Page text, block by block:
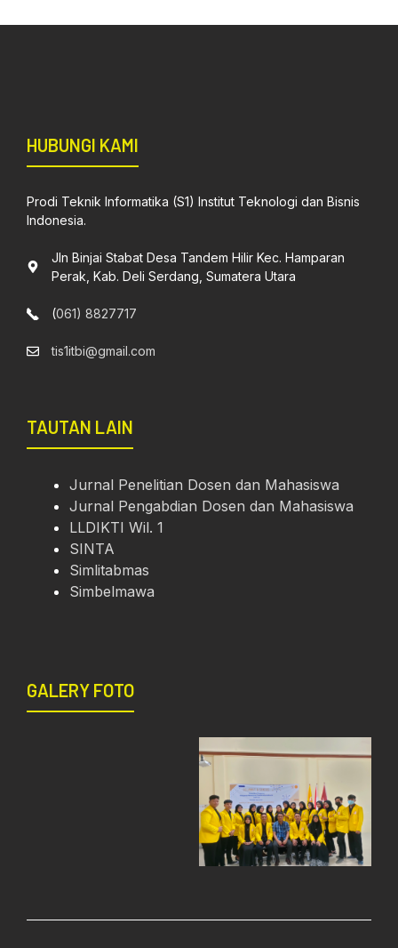
HUBUNGI KAMI
Prodi Teknik Informatika (S1) Institut Teknologi dan Bisnis
Indonesia.
Jln Binjai Stabat Desa Tandem Hilir Kec. Hamparan
Perak, Kab. Deli Serdang, Sumatera Utara
(061) 8827717
tis1itbi@gmail.com
TAUTAN LAIN
Jurnal Penelitian Dosen dan Mahasiswa
Jurnal Pengabdian Dosen dan Mahasiswa
LLDIKTI Wil. 1
SINTA
Simlitabmas
Simbelmawa
GALERY FOTO